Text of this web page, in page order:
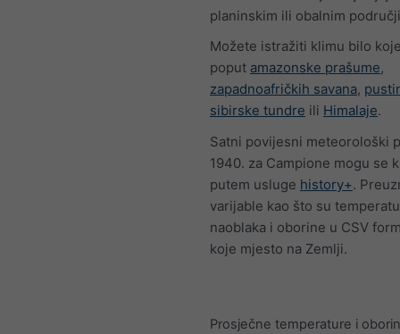
planinskim ili obalnim
Možete istražiti klimu bilo
poput amazonske prašume,
zapadnoafričkih savana,
sibirske tundre ili Himalaje.
Satni povijesni meteorološki
1940. za Campione mogu se
putem usluge history+.
varijable kao što su
naoblaka i oborine u CSV
koje mjesto na Zemlji.
Prosječne temperature i